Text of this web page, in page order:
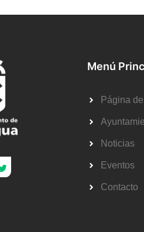
Menú
Página
Noticias
Eventos
Contacto